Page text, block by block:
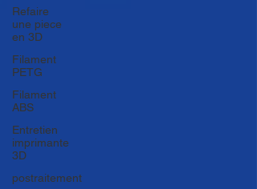
Refaire
une piece
en 3D
Filament
PETG
Filament
ABS
Entretien
imprimante
3D
postraitement